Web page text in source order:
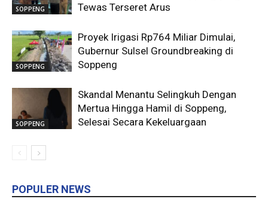
SOPPENG
Tewas Terseret Arus
SOPPENG
Proyek Irigasi Rp764 Miliar Dimulai,
Gubernur Sulsel Groundbreaking di
Soppeng
SOPPENG
Skandal Menantu Selingkuh Dengan
Mertua Hingga Hamil di Soppeng,
Selesai Secara Kekeluargaan
POPULER NEWS